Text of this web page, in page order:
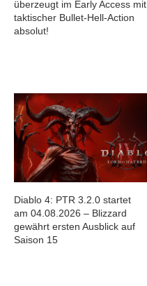
überzeugt im Early Access mit
taktischer Bullet-Hell-Action
absolut!
Diablo 4: PTR 3.2.0 startet
am 04.08.2026 – Blizzard
gewährt ersten Ausblick auf
Saison 15